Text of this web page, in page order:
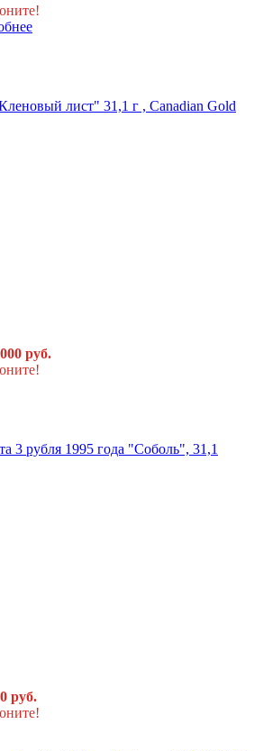
лист" 31,1 г , Canadian Gold
руб.
3 рубля 1995 года "Соболь", 31,1
руб.